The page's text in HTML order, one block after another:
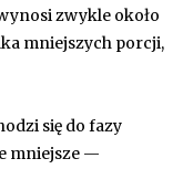
zwykle około
mniejszych porcji,
się do fazy
mniejsze —